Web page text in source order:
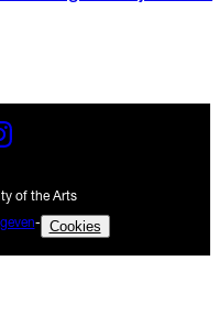
of the Arts
- Cookies